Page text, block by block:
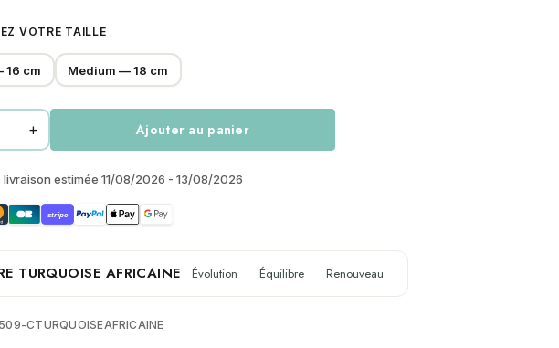
VOTRE TAILLE
16 cm Medium — 18 cm
+ Ajouter au panier
livraison estimée 11/08/2026 - 13/08/2026
stripe
TURQUOISE AFRICAINE Évolution Équilibre Renouveau
CTURQUOISEAFRICAINE